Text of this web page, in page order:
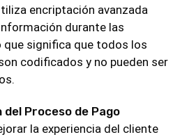
encriptación avanzada
durante las
que significa que todos los
codificados y no pueden ser
Proceso de Pago
la experiencia del cliente